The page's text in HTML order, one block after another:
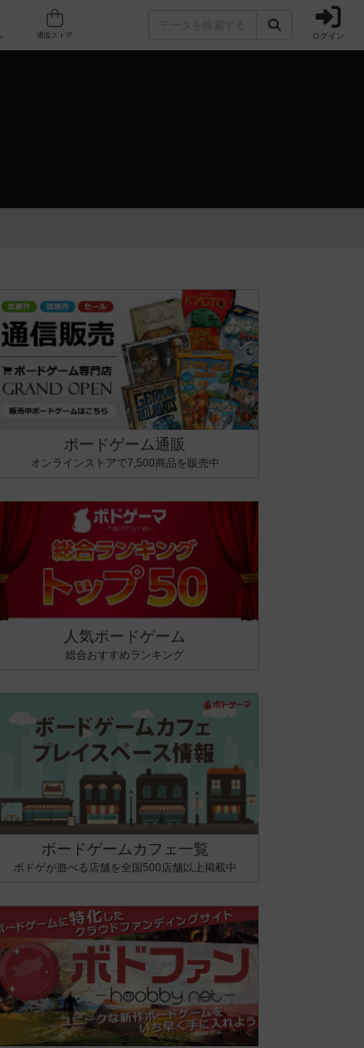
人気ボードゲーム ログイン
ボードゲーム通販
オンラインストアで7,500商品を販売中
人気ボードゲーム
総合おすすめランキング
ボードゲームカフェ一覧
ボドゲが遊べる店舗を全国500店舗以上掲載中